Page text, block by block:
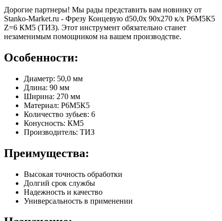
Дорогие партнеры! Мы рады представить вам новинку от
Stanko-Market.ru - Фрезу Концевую d50,0х 90х270 к/х Р6М5К5
Z=6 КМ5 (ТИЗ). Этот инструмент обязательно станет
незаменимым помощником на вашем производстве.
Особенности:
Диаметр: 50,0 мм
Длина: 90 мм
Ширина: 270 мм
Материал: Р6М5К5
Количество зубьев: 6
Конусность: КМ5
Производитель: ТИЗ
Преимущества:
Высокая точность обработки
Долгий срок службы
Надежность и качество
Универсальность в применении